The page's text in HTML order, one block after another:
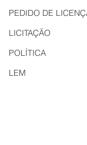
PEDIDO DE
LICITAÇÃO
POLÍTICA
LEM